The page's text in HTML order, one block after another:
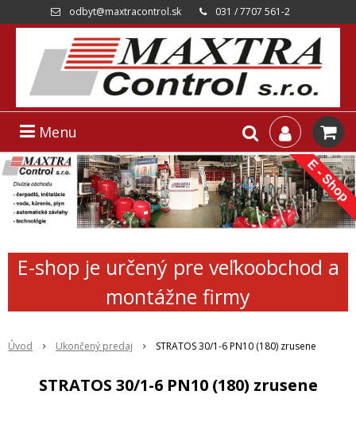
odbyt@maxtracontrol.sk 031 / 7707 561-2
Menu
E-shop je určený pre veľkoobchod a
montážne firmy
Úvod Ukončený predaj STRATOS 30/1-6 PN10 (180) zrusene
STRATOS 30/1-6 PN10 (180) zrusene